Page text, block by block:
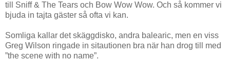
till Sniff & The Tears och Bow Wow Wow. Och så kommer vi
bjuda in tajta gäster så ofta vi kan.
Somliga kallar det skäggdisko, andra balearic, men en viss
Greg Wilson ringade in sitautionen bra när han drog till med
”the scene with no name”.